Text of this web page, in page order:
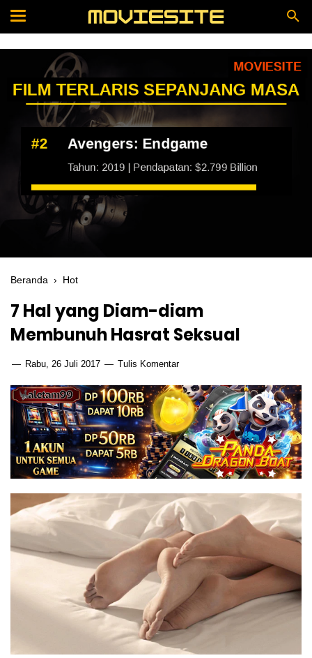
Beranda › Hot
7 Hal yang Diam-diam
Membunuh Hasrat Seksual
Rabu, 26 Juli 2017 Tulis Komentar